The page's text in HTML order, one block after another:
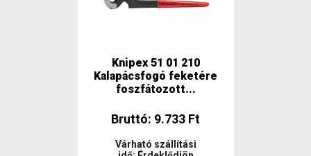
Knipex 51 01 210
Kalapácsfogó feketére
foszfátozott...
Bruttó: 9.733 Ft
Várható szállítási